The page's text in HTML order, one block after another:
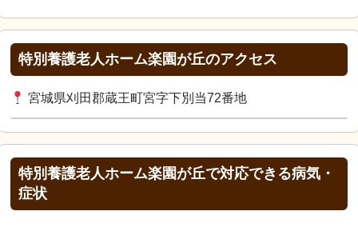
特別養護老人ホーム楽園が丘のアクセス
宮城県刈田郡蔵王町宮字下別当72番地
特別養護老人ホーム楽園が丘で対応できる病気・
症状